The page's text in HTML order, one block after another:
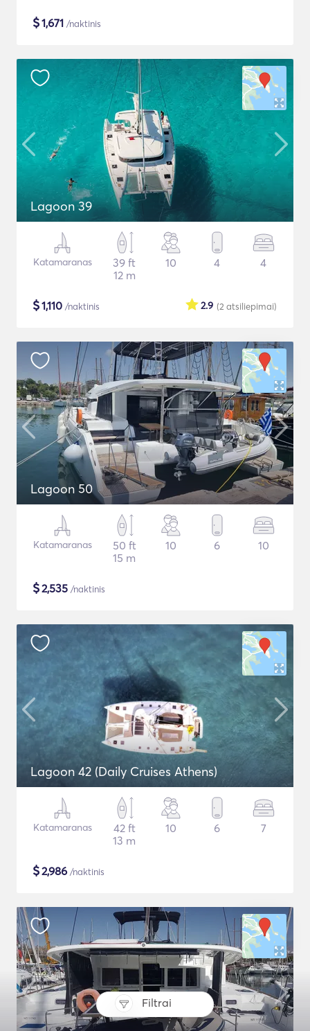
Filtrai
$1,671 /naktinis
Lagoon 39
Katamaranas
39 ft
12 m
10 4 4
$1,110 /naktinis (2 atsiliepimai)
2.9
Lagoon 50
Katamaranas
50 ft
15 m
10 6 10
$2,535 /naktinis
Lagoon 42 (Daily Cruises Athens)
Katamaranas
42 ft
13 m
10 6 7
$2,986 /naktinis